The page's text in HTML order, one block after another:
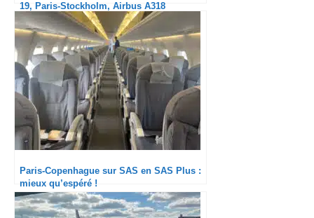
19, Paris-Stockholm, Airbus A318
Paris-Copenhague sur SAS en SAS Plus :
mieux qu’espéré !